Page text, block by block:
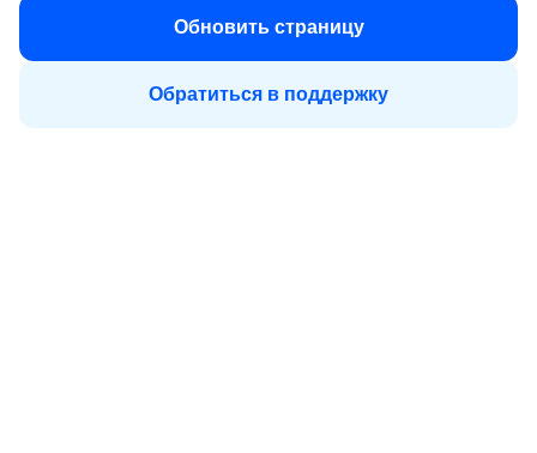
Обновить страницу
Обратиться в поддержку